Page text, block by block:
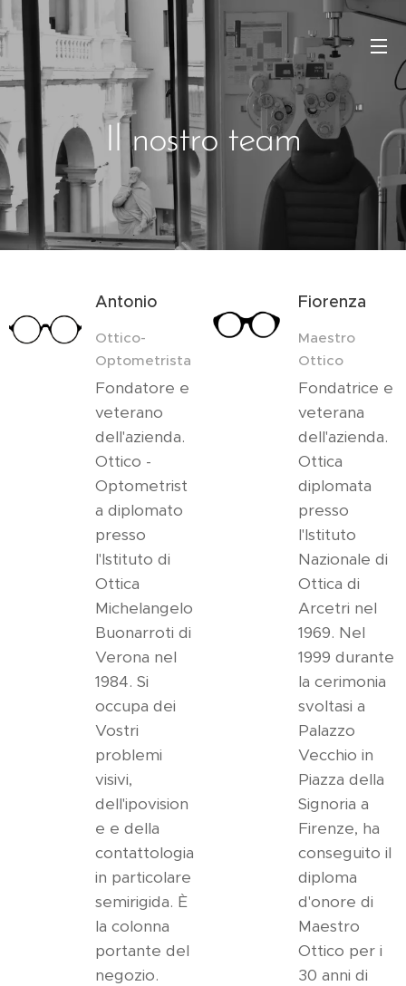
Il nostro team
Antonio
Ottico-
Optometrista
Fondatore e
veterano
dell'azienda.
Ottico -
Optometrist
a diplomato
presso
l'Istituto di
Ottica
Michelangelo
Buonarroti di
Verona nel
1984. Si
occupa dei
Vostri
problemi
visivi,
dell'ipovision
e e della
contattologia
in particolare
semirigida. È
la colonna
portante del
negozio.
Fiorenza
Maestro
Ottico
Fondatrice e
veterana
dell'azienda.
Ottica
diplomata
presso
l'Istituto
Nazionale di
Ottica di
Arcetri nel
1969. Nel
1999 durante
la cerimonia
svoltasi a
Palazzo
Vecchio in
Piazza della
Signoria a
Firenze, ha
conseguito il
diploma
d'onore di
Maestro
Ottico per i
30 anni di